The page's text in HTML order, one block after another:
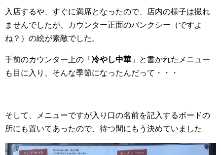
入店するや、すぐに満席となったので、店内の様子は撮れ
ませんでしたが、カウンター正面のバンクシー（ですよ
ね？）の絵が素敵でした。
手前のカウンター上の「冷やし中華 」と書かれたメニュー
も目に入り、そんな季節になったんだって・・・
そして、メニューですが入り口の名前を記入するボードの
所にも置いてあったので、待つ間にもう決めていました